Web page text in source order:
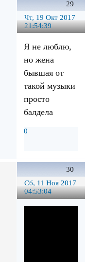
29
Чт, 19 Окт 2017
21:54:39
Я не люблю,
но жена
бывшая от
такой музыки
просто
балдела
0
30
Сб, 11 Ноя 2017
04:53:04